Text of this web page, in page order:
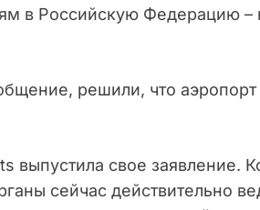
в Российскую Федерацию
решили, что
выпустила свое заявление.
сейчас действительно